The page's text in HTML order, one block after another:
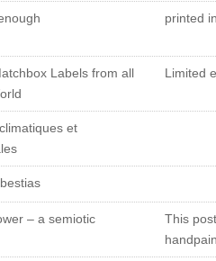
printed
Labels from all
Limited
et
– a semiotic
This